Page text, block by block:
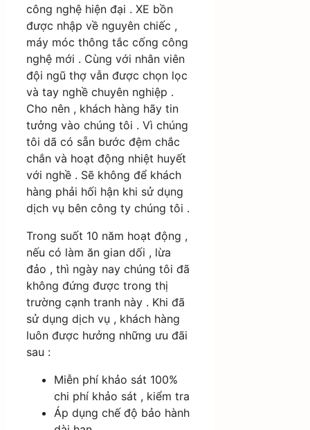
công nghệ hiện đại . XE bồn
được nhập về nguyên chiếc ,
máy móc thông tắc cống công
nghệ mới . Cùng với nhân viên
đội ngũ thợ vẫn được chọn lọc
và tay nghề chuyên nghiệp .
Cho nên , khách hàng hãy tin
tưởng vào chúng tôi . Vì chúng
tôi dã có sẵn bước đệm chắc
chắn và hoạt động nhiệt huyết
với nghề . Sẽ không để khách
hàng phải hối hận khi sử dụng
dịch vụ bên công ty chúng tôi .
Trong suốt 10 năm hoạt động ,
nếu có làm ăn gian dối , lừa
đảo , thì ngày nay chúng tôi đã
không đứng được trong thị
trường cạnh tranh này . Khi đã
sử dụng dịch vụ , khách hàng
luôn được hưởng những ưu đãi
sau :
Miễn phí khảo sát 100%
chi phí khảo sát , kiểm tra
Áp dụng chế độ bảo hành